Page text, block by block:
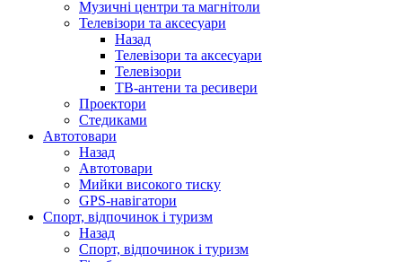
Музичні центри та магнітоли
Телевізори та аксесуари
Назад
Телевізори та аксесуари
Телевізори
ТВ-антени та ресивери
Проектори
Стедиками
Автотовари
Назад
Автотовари
Мийки високого тиску
GPS-навігатори
Спорт, відпочинок і туризм
Назад
Спорт, відпочинок і туризм